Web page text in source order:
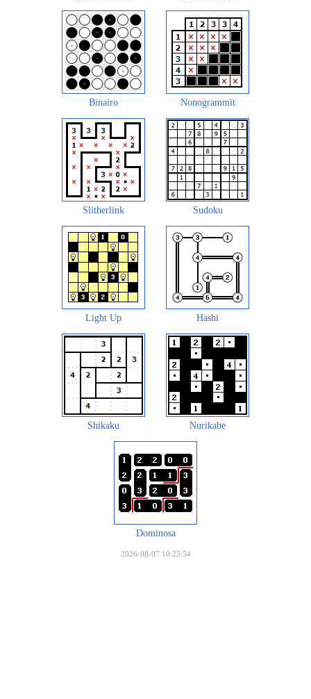
Binairo Nonogrammit
Slitherlink Sudoku
Light Up Hashi
Shikaku Nurikabe
Dominosa
2026-08-07 10:25:54